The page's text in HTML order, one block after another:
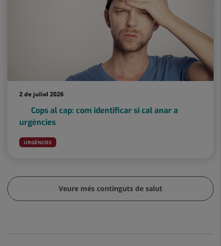
2 de juliol 2026
Cops al cap: com identificar si cal anar a
urgències
URGÈNCIES
Veure més continguts de salut